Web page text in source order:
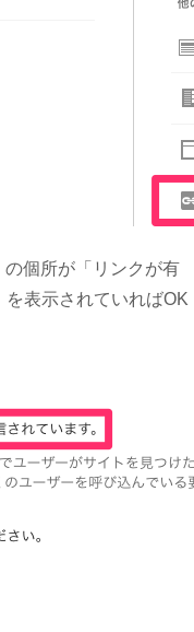
個所が「リンクが有
表示されていればOK